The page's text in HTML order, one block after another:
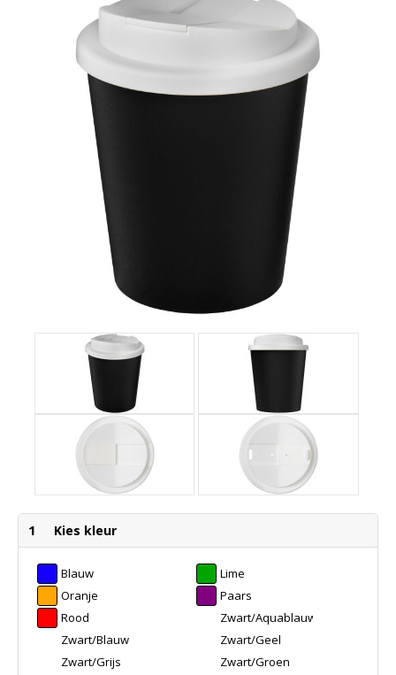
1 Kies kleur
Blauw
Lime
Oranje
Paars
Rood
Zwart/Aquablauw
Zwart/Blauw
Zwart/Geel
Zwart/Grijs
Zwart/Groen